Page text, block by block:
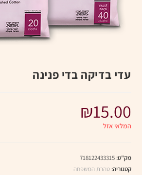
עדי בדיקה בדי פנינה
₪15.00
המלאי אזל
מק"ט:718122433315
קטגוריה:טהרת המשפחה